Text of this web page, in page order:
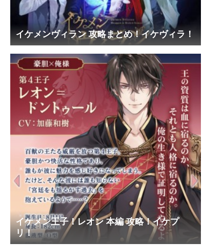
イケメンヴィラン 攻略まとめ！イケヴィラ！
イケメン王子！レオン 本編 攻略！イケプ
リ！